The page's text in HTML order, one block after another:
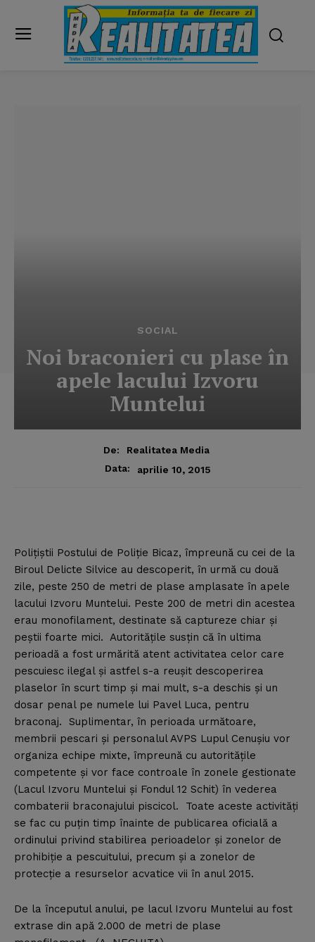
SOCIAL
Noi braconieri cu plase în
apele lacului Izvoru
Muntelui
De:
Realitatea Media
Data:
aprilie 10, 2015
Poliţiştii Postului de Poliţie Bicaz, împreună cu cei de la
Biroul Delicte Silvice au descoperit, în urmă cu două
zile, peste 250 de metri de plase amplasate în apele
lacului Izvoru Muntelui. Peste 200 de metri din acestea
erau monofilament, destinate să captureze chiar şi
peştii foarte mici. Autorităţile susţin că în ultima
perioadă a fost urmărită atent activitatea celor care
pescuiesc ilegal şi astfel s-a reuşit descoperirea
plaselor în scurt timp şi mai mult, s-a deschis şi un
dosar penal pe numele lui Pavel Luca, pentru
braconaj. Suplimentar, în perioada următoare,
membrii pescari şi personalul AVPS Lupul Cenuşiu vor
organiza echipe mixte, împreună cu autorităţile
competente şi vor face controale în zonele gestionate
(Lacul Izvoru Muntelui şi Fondul 12 Schit) în vederea
combaterii braconajului piscicol. Toate aceste activităţi
se fac cu puţin timp înainte de publicarea oficială a
ordinului privind stabilirea perioadelor şi zonelor de
prohibiţie a pescuitului, precum şi a zonelor de
protecţie a resurselor acvatice vii în anul 2015.
De la începutul anului, pe lacul Izvoru Muntelui au fost
extrase din apă 2.000 de metri de plase